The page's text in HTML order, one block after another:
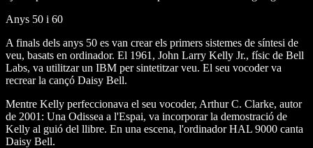
Anys 50 i 60
A finals dels anys 50 es van crear els primers sistemes de síntesi de
veu, basats en ordinador. El 1961, John Larry Kelly Jr., físic de Bell
Labs, va utilitzar un IBM per sintetitzar veu. El seu vocoder va
recrear la cançó Daisy Bell.
Mentre Kelly perfeccionava el seu vocoder, Arthur C. Clarke, autor
de 2001: Una Odissea a l'Espai, va incorporar la demostració de
Kelly al guió del llibre. En una escena, l'ordinador HAL 9000 canta
Daisy Bell.